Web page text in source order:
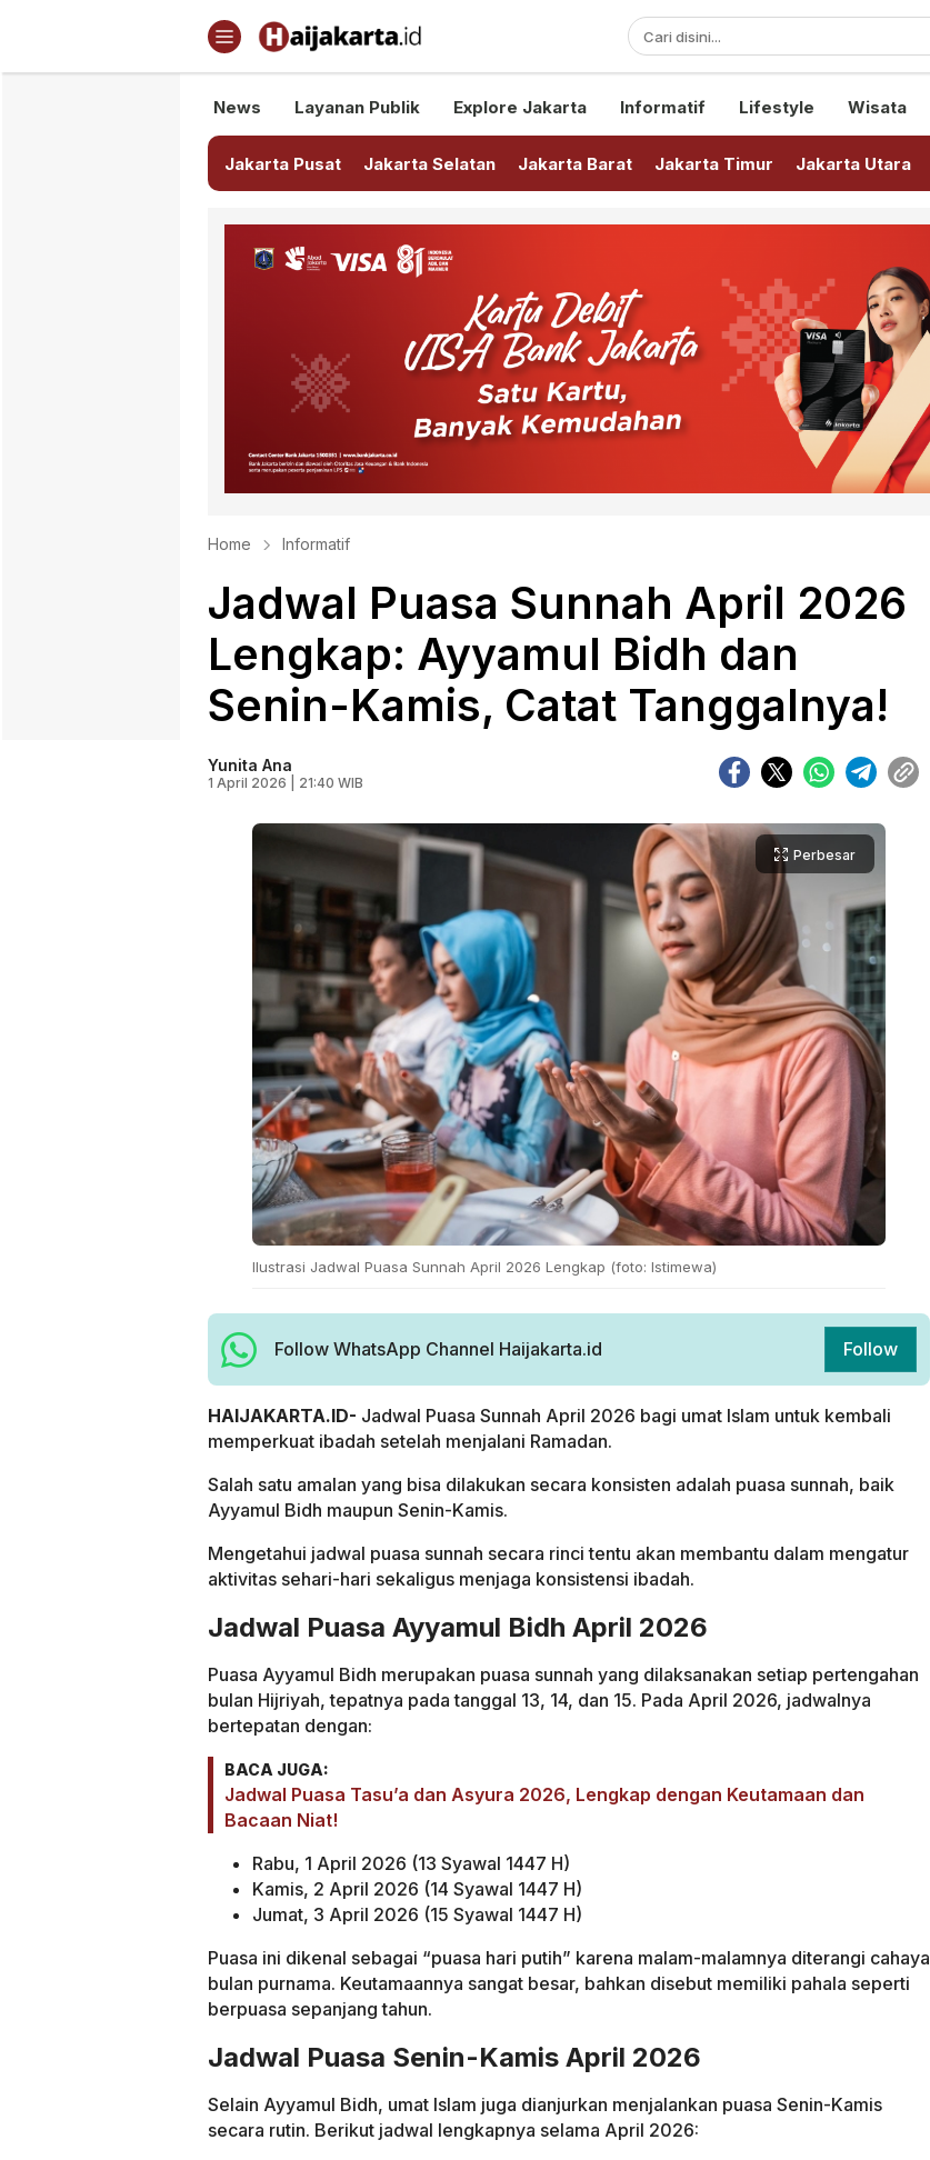
Haijakarta.id
Semua Tentang Jakarta Ada Disini!
News Layanan Publik Explore Jakarta Informatif Lifestyle Wisata
Jakarta Pusat Jakarta Selatan Jakarta Barat Jakarta Timur Jakarta Utara
Home Informatif
Jadwal Puasa Sunnah April 2026
Lengkap: Ayyamul Bidh dan
Senin-Kamis, Catat Tanggalnya!
Yunita Ana
1 April 2026 | 21:40 WIB
Perbesar
Ilustrasi Jadwal Puasa Sunnah April 2026 Lengkap (foto: Istimewa)
Follow WhatsApp Channel Haijakarta.id Follow
HAIJAKARTA.ID- Jadwal Puasa Sunnah April 2026 bagi umat Islam untuk kembali
memperkuat ibadah setelah menjalani Ramadan.
Salah satu amalan yang bisa dilakukan secara konsisten adalah puasa sunnah, baik
Ayyamul Bidh maupun Senin-Kamis.
Mengetahui jadwal puasa sunnah secara rinci tentu akan membantu dalam mengatur
aktivitas sehari-hari sekaligus menjaga konsistensi ibadah.
Jadwal Puasa Ayyamul Bidh April 2026
Puasa Ayyamul Bidh merupakan puasa sunnah yang dilaksanakan setiap pertengahan
bulan Hijriyah, tepatnya pada tanggal 13, 14, dan 15. Pada April 2026, jadwalnya
bertepatan dengan:
BACA JUGA:
Jadwal Puasa Tasu’a dan Asyura 2026, Lengkap dengan Keutamaan dan
Bacaan Niat!
Rabu, 1 April 2026 (13 Syawal 1447 H)
Kamis, 2 April 2026 (14 Syawal 1447 H)
Jumat, 3 April 2026 (15 Syawal 1447 H)
Puasa ini dikenal sebagai “puasa hari putih” karena malam-malamnya diterangi cahaya
bulan purnama. Keutamaannya sangat besar, bahkan disebut memiliki pahala seperti
berpuasa sepanjang tahun.
Jadwal Puasa Senin-Kamis April 2026
Selain Ayyamul Bidh, umat Islam juga dianjurkan menjalankan puasa Senin-Kamis
secara rutin. Berikut jadwal lengkapnya selama April 2026: